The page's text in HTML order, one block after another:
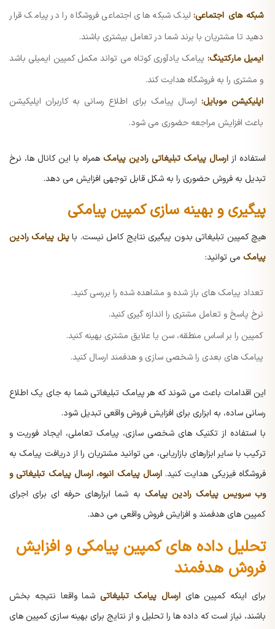
شبکه های اجتماعی:لینک شبکه های اجتماعی فروشگاه را در پیامک قرار
دهید تا مشتریان با برند شما در تعامل بیشتری باشند.
ایمیل مارکتینگ: پیامک یادآوری کوتاه می تواند مکمل کمپین ایمیلی باشد
و مشتری را به فروشگاه هدایت کند.
اپلیکیشن موبایل: ارسال پیامک برای اطلاع رسانی به کاربران اپلیکیشن
باعث افزایش مراجعه حضوری می شود.
استفاده از ارسال پیامک تبلیغاتی رادین پیامک همراه با این کانال ها، نرخ
تبدیل به فروش حضوری را به شکل قابل توجهی افزایش می دهد.
پیگیری و بهینه سازی کمپین پیامکی
هیچ کمپین تبلیغاتی بدون پیگیری نتایج کامل نیست. باپنل پیامک رادین
پیامک می توانید:
تعداد پیامک های باز شده و مشاهده شده را بررسی کنید.
نرخ پاسخ و تعامل مشتری را اندازه گیری کنید.
کمپین را بر اساس منطقه، سن یا علایق مشتری بهینه کنید.
پیامک های بعدی را شخصی سازی و هدفمند ارسال کنید.
این اقدامات باعث می شوند که هر پیامک تبلیغاتی شما به جای یک اطلاع
رسانی ساده، به ابزاری برای افزایش فروش واقعی تبدیل شود.
با استفاده از تکنیک های شخصی سازی، پیامک تعاملی، ایجاد فوریت و
ترکیب با سایر ابزارهای بازاریابی، می توانید مشتریان را از دریافت پیامک به
فروشگاه فیزیکی هدایت کنید.ارسال پیامک انبوه، ارسال پیامک تبلیغاتی و
وب سرویس پیامک رادین پیامک به شما ابزارهای حرفه ای برای اجرای
کمپین های هدفمند و افزایش فروش واقعی می دهد.
تحلیل داده های کمپین پیامکی و افزایش
فروش هدفمند
برای اینکه کمپین هایارسال پیامک تبلیغاتیشما واقعا نتیجه بخش
باشند، نیاز است که داده ها را تحلیل و از نتایج برای بهینه سازی کمپین های